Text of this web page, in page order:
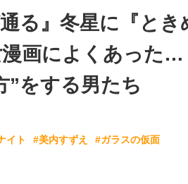
る』冬星に『とき
画によくあった
”をする男たち
イト #美内すずえ #ガラスの仮面